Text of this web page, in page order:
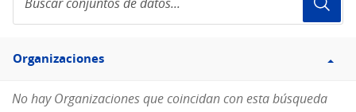
conjuntos
de
Filtro
Organizaciones
Organizaciones
No hay Organizaciones que coincidan con esta búsqueda